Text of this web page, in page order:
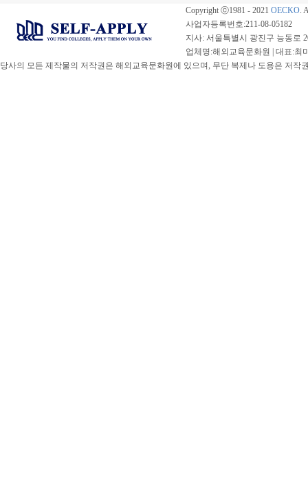
Copyright ⓒ1981 - 2021 OECKO.
사업자등록번호:211-08-05182
지사: 서울특별시 광진구 능동로
업체명:해외교육문화원 | 대표:최
당사의 모든 제작물의 저작권은 해외교육문화원에 있으며, 무단 복제나 도용은 저